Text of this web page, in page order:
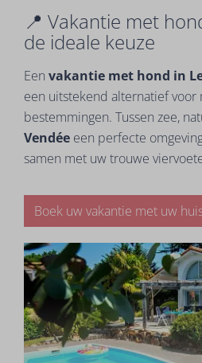
📍 Vakantie met
de ideale keuze
Eenvakantie met hond in
een uitstekend alternatief
bestemmingen. Tussen zee,
Vendée een perfecte
samen met uw trouwe
Boek uw vakantie met uw